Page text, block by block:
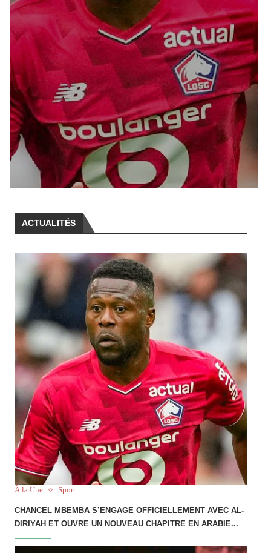
ACTUALITÉS
À la Une Sport
CHANCEL MBEMBA S’ENGAGE OFFICIELLEMENT AVEC AL-
DIRIYAH ET OUVRE UN NOUVEAU CHAPITRE EN ARABIE...